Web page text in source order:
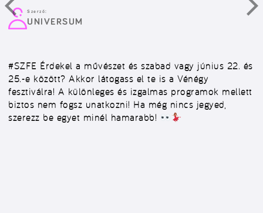
Szerző:
UNIVERSUM
#SZFE Érdekel a művészet és szabad vagy június 22. és
25.-e között? Akkor látogass el te is a Vénégy
fesztiválra! A különleges és izgalmas programok mellett
biztos nem fogsz unatkozni! Ha még nincs jegyed,
szerezz be egyet minél hamarabb!